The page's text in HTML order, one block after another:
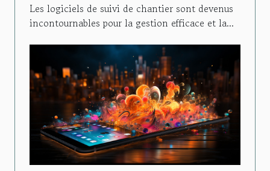
Les logiciels de suivi de chantier sont devenus
incontournables pour la gestion efficace et la...